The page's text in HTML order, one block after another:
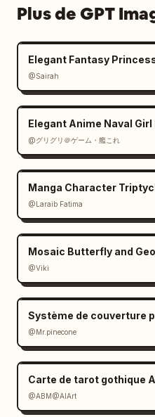
Plus de GPT
Elegant Fantasy
@Sairah
Elegant Anime Naval
@グリグリ＠ゲーム・艦これ
Manga Character
@Laraib Fatima‎
Mosaic Butterfly and
@Viki
@Mr.pinecone
Carte de tarot gothique
@ABM@AIArt